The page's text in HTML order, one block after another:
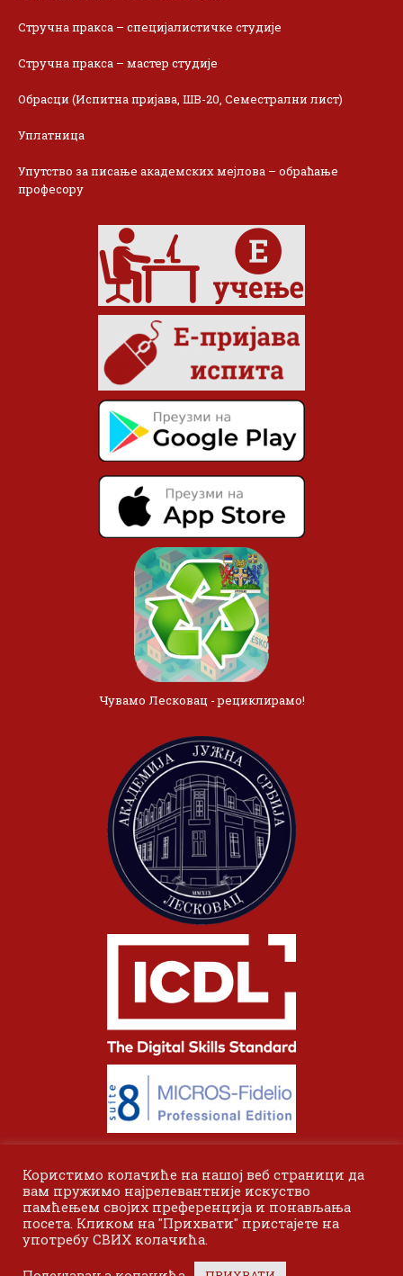
Стручна пракса – специјалистичке студије
Стручна пракса – мастер студије
Обрасци (Испитна пријава, ШВ-20, Семестрални лист)
Уплатница
Упутство за писање академских мејлова – обраћање
професору
Чувамо Лесковац - рециклирамо!
© 2024 Одсек Висока пословна школа Лесковац. Сва права
Користимо колачиће на нашој веб страници да
вам пружимо најрелевантније искуство
памћењем својих преференција и понављања
посета. Кликом на "Прихвати" пристајете на
употребу СВИХ колачића.